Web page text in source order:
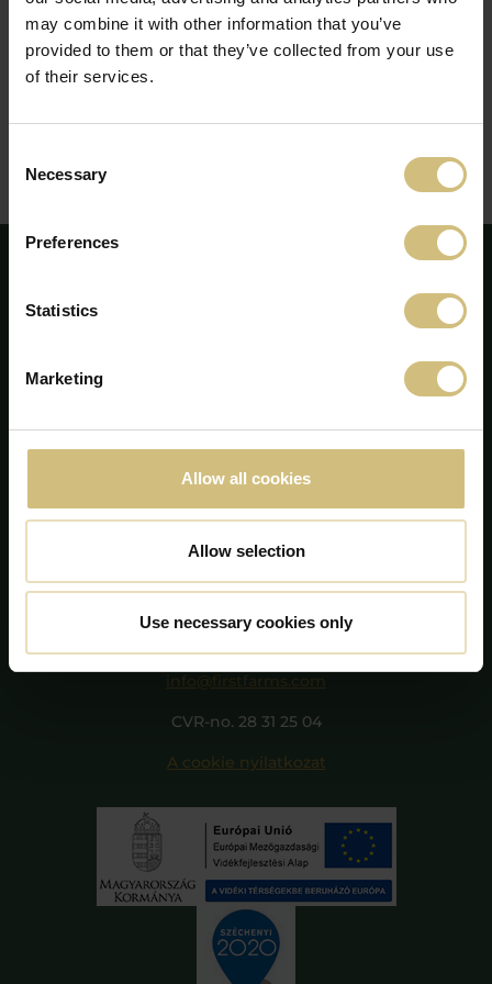
may combine it with other information that you’ve
provided to them or that they’ve collected from your use
of their services.
Selection
Necessary
Preferences
Statistics
Marketing
Allow all cookies
Allow selection
Use necessary cookies only
2015 (Annual report 2014)
2014 (Annual report 2013)
2013 (June)
2013 (Annual report 2012)
2012 (Annual report 2011)
2011 (May)
Majsmarken 1
DK-7190 Billund
+45 75 86 87 87
CVR-no. 28 31 25 04
A cookie nyilatkozat